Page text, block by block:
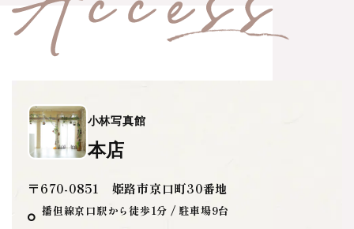
小林写真館
本店
〒670-0851 姫路市京口町30番地
播但線京口駅から徒歩1分 / 駐車場9台